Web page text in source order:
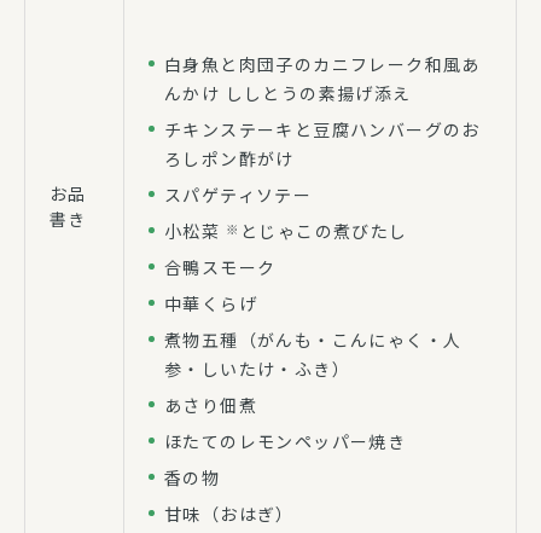
お品
書き
白身魚と肉団子のカニフレーク和風あ
んかけ ししとうの素揚げ添え
チキンステーキと豆腐ハンバーグのお
ろしポン酢がけ
スパゲティソテー
小松菜 ※ とじゃこの煮びたし
合鴨スモーク
中華くらげ
煮物五種（がんも・こんにゃく・人
参・しいたけ・ふき）
あさり佃煮
ほたてのレモンペッパー焼き
香の物
甘味（おはぎ）